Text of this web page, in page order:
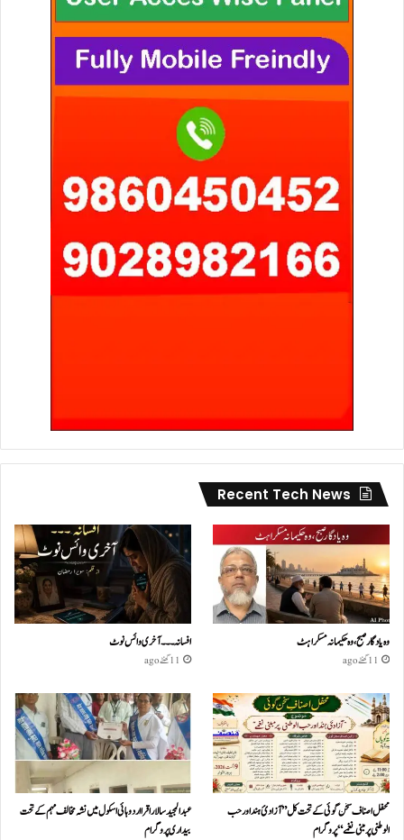
Recent Tech News
وہ یادگار صبح، وہ حکیمانہ مسکراہٹ
11 گھنٹے ago
افسانہ۔۔۔آخری وائس نوٹ
11 گھنٹے ago
محفل اصناف سخن گوئی کے تحت کل ”آزادئ ہند اور حب
الوطنی پر مبنی نغمے“پروگرام
عبدالمجید سالار اقرا اردو ہائی اسکول میں نشہ مخالف مہم کے تحت
بیداری پروگرام